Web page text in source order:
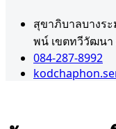
สุขาภิบาลบางร
พน์ เขตทวีวัฒนา
084-287-8992